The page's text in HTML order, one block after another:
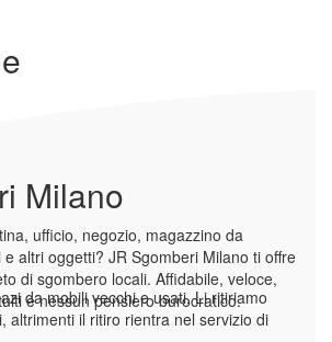
Milano
ufficio, negozio, magazzino da
altri oggetti? JR Sgomberi Milano ti offre
di sgombero locali. Affidabile, veloce,
e nessun pensiero burocratico.
da mobili vecchi e usati. Li ritiriamo
altrimenti il ritiro rientra nel servizio di